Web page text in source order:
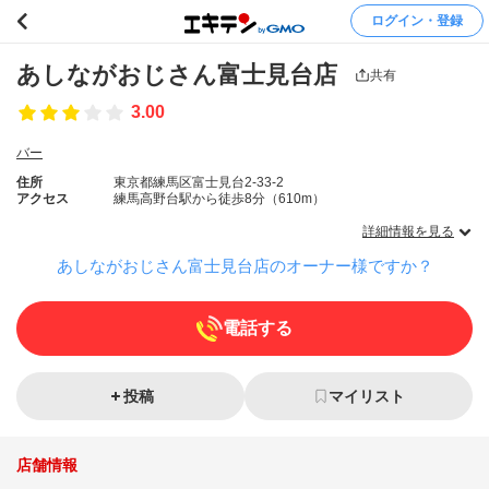
ログイン・登録
あしながおじさん富士見台店 共有
3.00
バー
住所
東京都練馬区富士見台2-33-2
アクセス
練馬高野台駅から徒歩8分（610m）
詳細情報を見る
あしながおじさん富士見台店のオーナー様ですか？
電話する
投稿 マイリスト
店舗情報